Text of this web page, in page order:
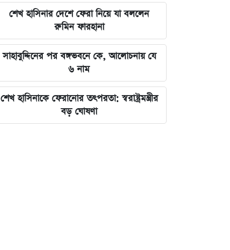
শেখ হাসিনার দেশে ফেরা নিয়ে যা বললেন
রুমিন ফারহানা
সাহাবুদ্দিনের পর বঙ্গভবনে কে, আলোচনায় যে
৬ নাম
শেখ হাসিনাকে ফেরানোর তৎপরতা: স্বরাষ্ট্রমন্ত্রীর
বড় ঘোষণা